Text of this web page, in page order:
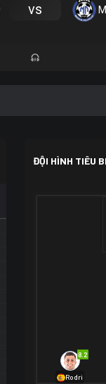
vs
09/07 20:00
Pháp
ĐỘI HÌNH TIÊU
8.2
Rodri